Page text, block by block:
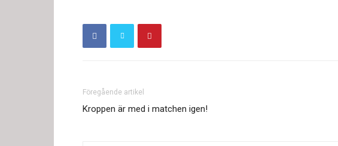
Föregående artikel
Kroppen är med i matchen igen!